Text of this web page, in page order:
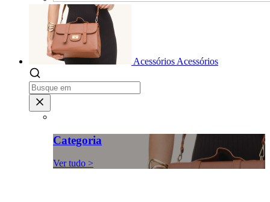
Acessórios Acessórios
Categoria
Ver tudo >